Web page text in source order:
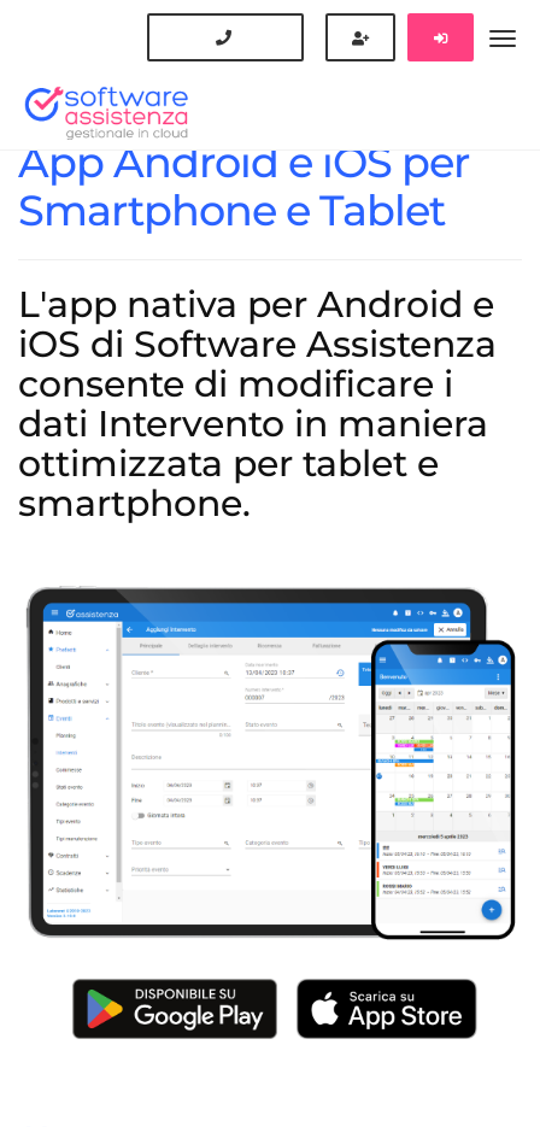
App Android e iOS per
Smartphone e Tablet
L'app nativa per Android e
iOS di Software Assistenza
consente di modificare i
dati Intervento in maniera
ottimizzata per tablet e
smartphone.